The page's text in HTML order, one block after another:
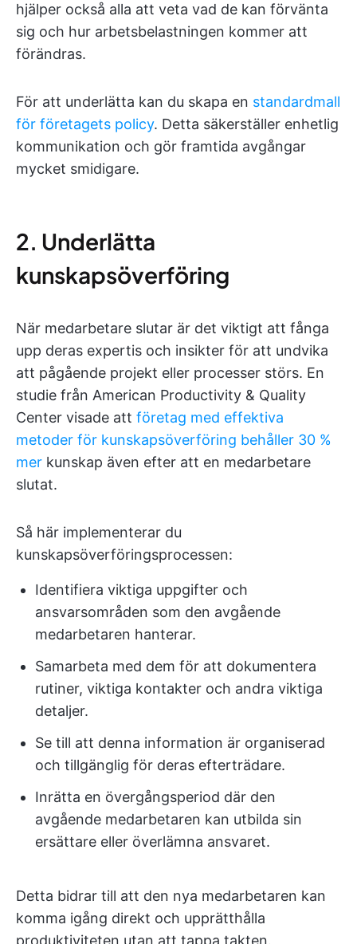
hjälper också alla att veta vad de kan förvänta
sig och hur arbetsbelastningen kommer att
förändras.
För att underlätta kan du skapa en standardmall
för företagets policy. Detta säkerställer enhetlig
kommunikation och gör framtida avgångar
mycket smidigare.
2. Underlätta
kunskapsöverföring
När medarbetare slutar är det viktigt att fånga
upp deras expertis och insikter för att undvika
att pågående projekt eller processer störs. En
studie från American Productivity & Quality
Center visade att företag med effektiva
metoder för kunskapsöverföring behåller 30 %
mer kunskap även efter att en medarbetare
slutat.
Så här implementerar du
kunskapsöverföringsprocessen:
Identifiera viktiga uppgifter och
ansvarsområden som den avgående
medarbetaren hanterar.
Samarbeta med dem för att dokumentera
rutiner, viktiga kontakter och andra viktiga
detaljer.
Se till att denna information är organiserad
och tillgänglig för deras efterträdare.
Inrätta en övergångsperiod där den
avgående medarbetaren kan utbilda sin
ersättare eller överlämna ansvaret.
Detta bidrar till att den nya medarbetaren kan
komma igång direkt och upprätthålla
produktiviteten utan att tappa takten.